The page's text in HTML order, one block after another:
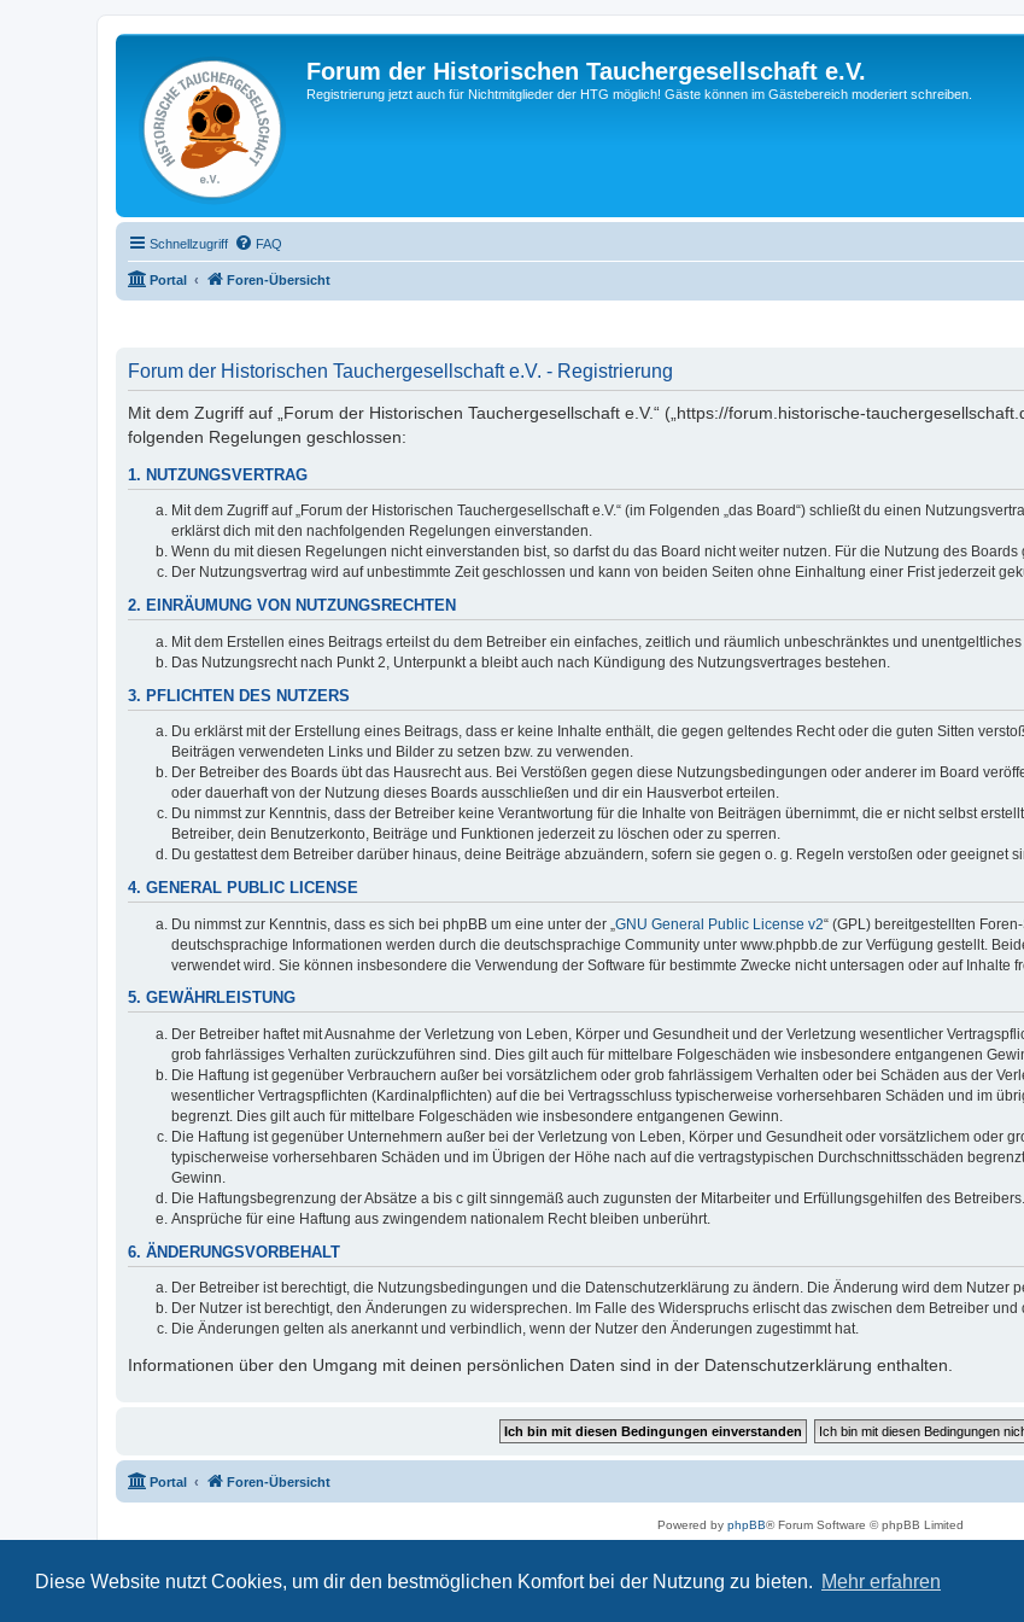
Diese Website nutzt Cookies, um dir den bestmöglichen Komfort bei der Nutzung zu bieten. Mehr erfahren
Forum der Historischen Tauchergesellschaft e.V.
Registrierung jetzt auch für Nichtmitglieder der HTG möglich! Gäste können im Gästebereich moderiert schreiben.
Schnellzugriff FAQ
Portal Foren-Übersicht
Forum der Historischen Tauchergesellschaft e.V. - Registrierung
Mit dem Zugriff auf „Forum der Historischen Tauchergesellschaft e.V.“ („https://forum.historische-
folgenden Regelungen geschlossen:
1. NUTZUNGSVERTRAG
Mit dem Zugriff auf „Forum der Historischen Tauchergesellschaft e.V.“ (im Folgenden „das Board“) schließt du einen
erklärst dich mit den nachfolgenden Regelungen einverstanden.
Wenn du mit diesen Regelungen nicht einverstanden bist, so darfst du das Board nicht weiter nutzen. Für die Nutzung des
Der Nutzungsvertrag wird auf unbestimmte Zeit geschlossen und kann von beiden Seiten ohne Einhaltung einer Frist jederzeit
2. EINRÄUMUNG VON NUTZUNGSRECHTEN
Mit dem Erstellen eines Beitrags erteilst du dem Betreiber ein einfaches, zeitlich und räumlich unbeschränktes und
Das Nutzungsrecht nach Punkt 2, Unterpunkt a bleibt auch nach Kündigung des Nutzungsvertrages bestehen.
3. PFLICHTEN DES NUTZERS
Du erklärst mit der Erstellung eines Beitrags, dass er keine Inhalte enthält, die gegen geltendes Recht oder die guten Sitten
Beiträgen verwendeten Links und Bilder zu setzen bzw. zu verwenden.
Der Betreiber des Boards übt das Hausrecht aus. Bei Verstößen gegen diese Nutzungsbedingungen oder anderer im Board
oder dauerhaft von der Nutzung dieses Boards ausschließen und dir ein Hausverbot erteilen.
Du nimmst zur Kenntnis, dass der Betreiber keine Verantwortung für die Inhalte von Beiträgen übernimmt, die er nicht selbst
Betreiber, dein Benutzerkonto, Beiträge und Funktionen jederzeit zu löschen oder zu sperren.
Du gestattest dem Betreiber darüber hinaus, deine Beiträge abzuändern, sofern sie gegen o. g. Regeln verstoßen oder geeignet
4. GENERAL PUBLIC LICENSE
Du nimmst zur Kenntnis, dass es sich bei phpBB um eine unter der „ GNU General Public License v2“ (GPL) bereitgestellten
deutschsprachige Informationen werden durch die deutschsprachige Community unter www.phpbb.de zur Verfügung gestellt.
verwendet wird. Sie können insbesondere die Verwendung der Software für bestimmte Zwecke nicht untersagen oder auf Inhalte
5. GEWÄHRLEISTUNG
Der Betreiber haftet mit Ausnahme der Verletzung von Leben, Körper und Gesundheit und der Verletzung wesentlicher
grob fahrlässiges Verhalten zurückzuführen sind. Dies gilt auch für mittelbare Folgeschäden wie insbesondere entgangenen
Die Haftung ist gegenüber Verbrauchern außer bei vorsätzlichem oder grob fahrlässigem Verhalten oder bei Schäden aus der
wesentlicher Vertragspflichten (Kardinalpflichten) auf die bei Vertragsschluss typischerweise vorhersehbaren Schäden und im
begrenzt. Dies gilt auch für mittelbare Folgeschäden wie insbesondere entgangenen Gewinn.
Die Haftung ist gegenüber Unternehmern außer bei der Verletzung von Leben, Körper und Gesundheit oder vorsätzlichem oder
typischerweise vorhersehbaren Schäden und im Übrigen der Höhe nach auf die vertragstypischen Durchschnittsschäden
Gewinn.
Die Haftungsbegrenzung der Absätze a bis c gilt sinngemäß auch zugunsten der Mitarbeiter und Erfüllungsgehilfen des Betreibers.
Ansprüche für eine Haftung aus zwingendem nationalem Recht bleiben unberührt.
6. ÄNDERUNGSVORBEHALT
Der Betreiber ist berechtigt, die Nutzungsbedingungen und die Datenschutzerklärung zu ändern. Die Änderung wird dem Nutzer
Der Nutzer ist berechtigt, den Änderungen zu widersprechen. Im Falle des Widerspruchs erlischt das zwischen dem Betreiber
Die Änderungen gelten als anerkannt und verbindlich, wenn der Nutzer den Änderungen zugestimmt hat.
Informationen über den Umgang mit deinen persönlichen Daten sind in der Datenschutzerklärung enthalten.
Portal Foren-Übersicht
Powered by phpBB® Forum Software © phpBB Limited